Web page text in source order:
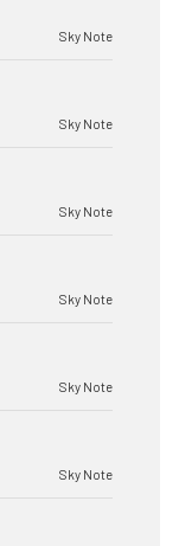
Sky Note
Sky Note
Sky Note
Sky Note
Sky Note
Sky Note